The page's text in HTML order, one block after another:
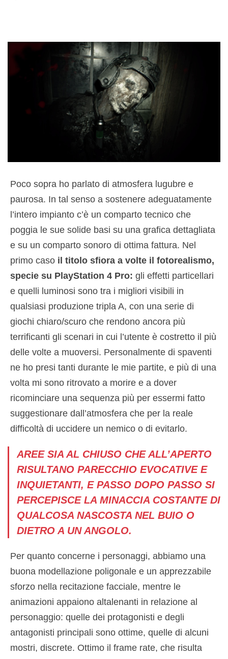
Poco sopra ho parlato di atmosfera lugubre e
paurosa. In tal senso a sostenere adeguatamente
l’intero impianto c’è un comparto tecnico che
poggia le sue solide basi su una grafica dettagliata
e su un comparto sonoro di ottima fattura. Nel
primo caso il titolo sfiora a volte il fotorealismo,
specie su PlayStation 4 Pro: gli effetti particellari
e quelli luminosi sono tra i migliori visibili in
qualsiasi produzione tripla A, con una serie di
giochi chiaro/scuro che rendono ancora più
terrificanti gli scenari in cui l’utente è costretto il più
delle volte a muoversi. Personalmente di spaventi
ne ho presi tanti durante le mie partite, e più di una
volta mi sono ritrovato a morire e a dover
ricominciare una sequenza più per essermi fatto
suggestionare dall’atmosfera che per la reale
difficoltà di uccidere un nemico o di evitarlo.
AREE SIA AL CHIUSO CHE ALL’APERTO
RISULTANO PARECCHIO EVOCATIVE E
INQUIETANTI, E PASSO DOPO PASSO SI
PERCEPISCE LA MINACCIA COSTANTE DI
QUALCOSA NASCOSTA NEL BUIO O
DIETRO A UN ANGOLO.
Per quanto concerne i personaggi, abbiamo una
buona modellazione poligonale e un apprezzabile
sforzo nella recitazione facciale, mentre le
animazioni appaiono altalenanti in relazione al
personaggio: quelle dei protagonisti e degli
antagonisti principali sono ottime, quelle di alcuni
mostri, discrete. Ottimo il frame rate, che risulta